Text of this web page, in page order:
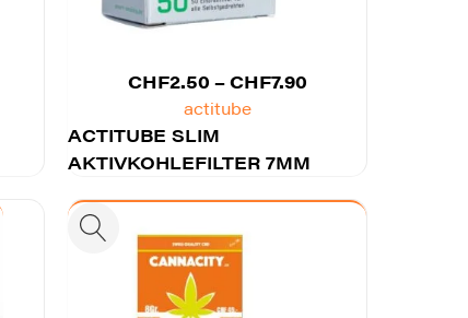
CHF13.00
CHF2.50 –CHF7.90Preisspanne:
CHF7.90
actitube
ACTITUBE SLIM
AKTIVKOHLEFILTER 7MM